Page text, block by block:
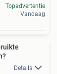
Topadvertentie
Vandaag
Details